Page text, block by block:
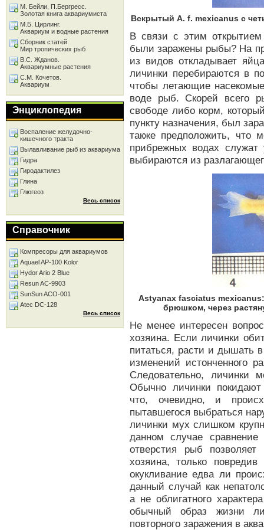
Вскрытый A. f. mexicanus с
В связи с этим открытием
были заражены рыбы? На
из видов откладывает
личинки перебираются в
чтобы летающие
воде рыб. Скорей всего
свободе либо корм,
пункту назначения, был
также предположить,
прибрежных водах
выбираются из
Astyanax fasciatus
брюшком, через
Не менее интересен
хозяина. Если личинки
питаться, расти и дышать
изменений истонченного
Следовательно, личинки
Обычно личинки
что, очевидно, и
пытавшегося выбраться
личинки мух слишком
данном случае
отверстия рыб
хозяина, только
окукливание едва ли
данный случай как
а не облигатного
обычный образ жизни
повторного заражения в
М. Бейли, П.Бергресс.
Золотая книга аквариумиста
М.Б. Цирлинг.
Аквариум и водные растения
Сборник статей.
Мир тропических рыб
В.С. Жданов.
Аквариумные растения
С.М. Кочетов.
Аквариум
Энциклопедия
Воспаление желудочно-
кишечного тракта
Вылавливание рыб из аквариума
Гидра
Гиродактилез
Глина
Глюгеоз
Весь список
Справочник
Компресоры для аквариумов
Aquael AP-100 Kolor
Hydor Ario 2 Blue
Resun AC-9903
SunSun ACO-001
Atec DC-128
Весь список